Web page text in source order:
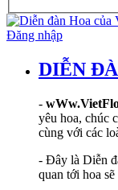
Đăng nhập
DIỄN
-
yêu hoa, chúc
cùng với các
- Đây là Diễn
quan tới hoa